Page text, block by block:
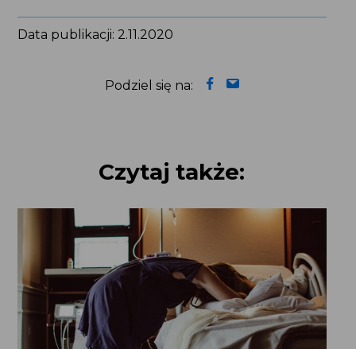
Data publikacji: 2.11.2020
Podziel się na:
Czytaj także: